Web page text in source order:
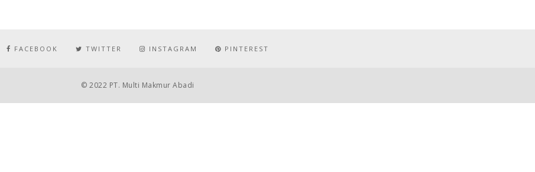
FACEBOOK TWITTER INSTAGRAM PINTEREST
© 2022 PT. Multi Makmur Abadi